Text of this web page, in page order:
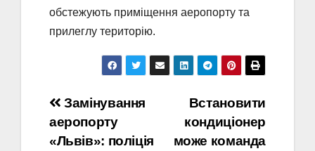
обстежують приміщення аеропорту та
прилеглу територію.
Навігація
записів
Встановити
кондиціонер
може команда
Замінування
аеропорту
«Львів»: поліція